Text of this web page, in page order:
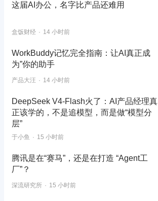
这届AI办公，名字比产品还难用
盒饭财经 14 小时前
WorkBuddy记忆完全指南：让AI真正成
为”你的助手
产品大汪 14 小时前
DeepSeek V4-Flash火了：AI产品经理真
正该学的，不是追模型，而是做“模型分
层”
于小鱼 15 小时前
腾讯是在“赛马”，还是在打造 “Agent工
厂”？
深流研究所 15 小时前